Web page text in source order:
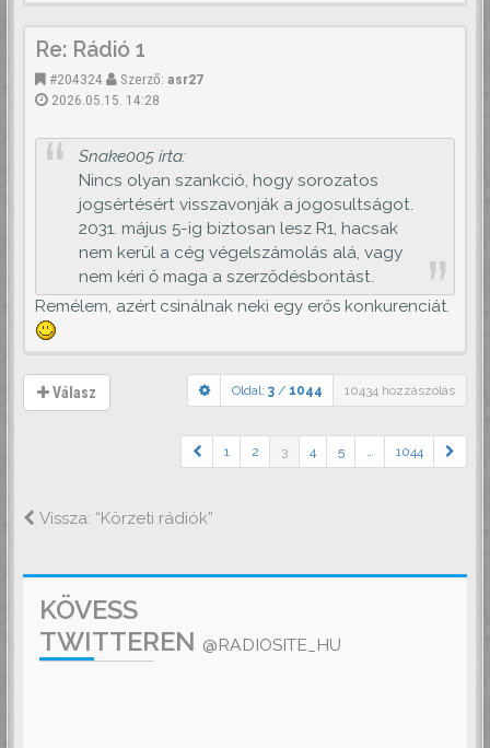
Re: Rádió 1
#204324 Szerző: asr27
2026.05.15. 14:28
Snake005 írta:
Nincs olyan szankció, hogy sorozatos
jogsértésért visszavonják a jogosultságot.
2031. május 5-ig biztosan lesz R1, hacsak
nem kerül a cég végelszámolás alá, vagy
nem kéri ő maga a szerződésbontást.
Remélem, azért csinálnak neki egy erős konkurenciát.
Válasz Oldal: 3 / 1044 10434 hozzászólás
1 2 3 4 5 1044
Vissza: “Körzeti rádiók”
KÖVESS
TWITTEREN @RADIOSITE_HU